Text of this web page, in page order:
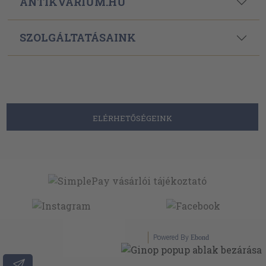
SZOLGÁLTATÁSAINK
ELÉRHETŐSÉGEINK
Powered By Ebond